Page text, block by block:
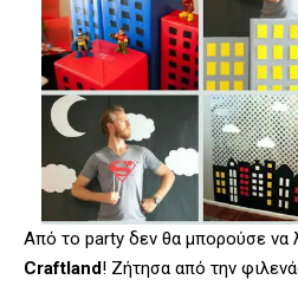
Από το party δεν θα μπορούσε να
Craftland! Ζήτησα από την